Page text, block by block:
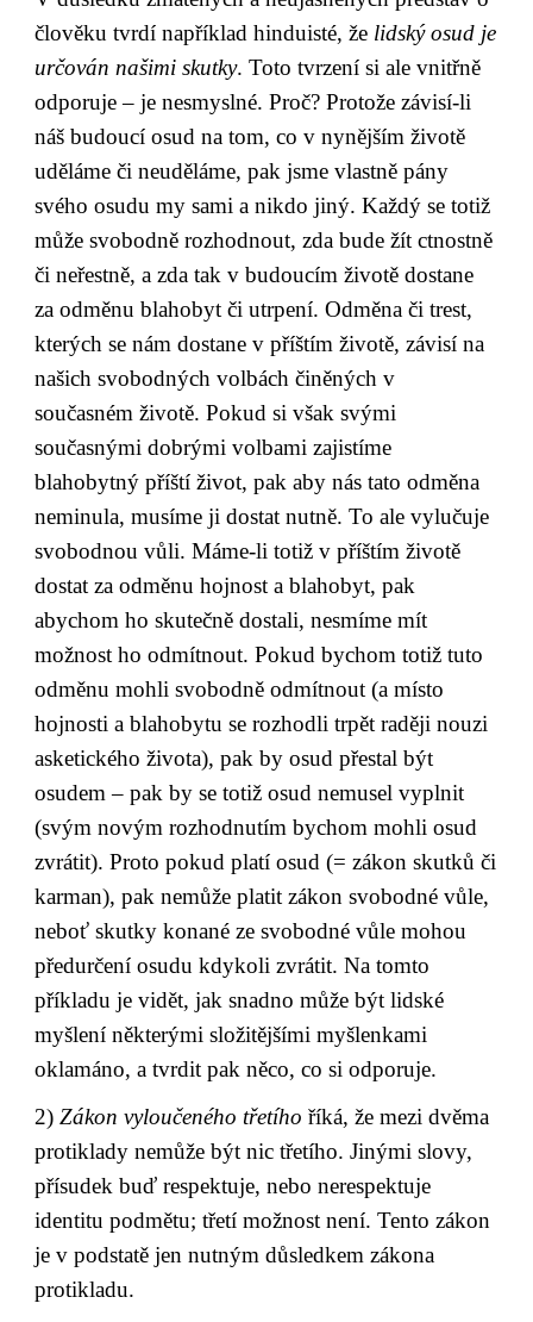
člověku tvrdí například hinduisté, že lidský osud je
určován našimi skutky. Toto tvrzení si ale vnitřně
odporuje – je nesmyslné. Proč? Protože závisí-li
náš budoucí osud na tom, co v nynějším životě
uděláme či neuděláme, pak jsme vlastně pány
svého osudu my sami a nikdo jiný. Každý se totiž
může svobodně rozhodnout, zda bude žít ctnostně
či neřestně, a zda tak v budoucím životě dostane
za odměnu blahobyt či utrpení. Odměna či trest,
kterých se nám dostane v příštím životě, závisí na
našich svobodných volbách činěných v
současném životě. Pokud si však svými
současnými dobrými volbami zajistíme
blahobytný příští život, pak aby nás tato odměna
neminula, musíme ji dostat nutně. To ale vylučuje
svobodnou vůli. Máme-li totiž v příštím životě
dostat za odměnu hojnost a blahobyt, pak
abychom ho skutečně dostali, nesmíme mít
možnost ho odmítnout. Pokud bychom totiž tuto
odměnu mohli svobodně odmítnout (a místo
hojnosti a blahobytu se rozhodli trpět raději nouzi
asketického života), pak by osud přestal být
osudem – pak by se totiž osud nemusel vyplnit
(svým novým rozhodnutím bychom mohli osud
zvrátit). Proto pokud platí osud (= zákon skutků či
karman), pak nemůže platit zákon svobodné vůle,
neboť skutky konané ze svobodné vůle mohou
předurčení osudu kdykoli zvrátit. Na tomto
příkladu je vidět, jak snadno může být lidské
myšlení některými složitějšími myšlenkami
oklamáno, a tvrdit pak něco, co si odporuje.
2) Zákon vyloučeného třetího říká, že mezi dvěma
protiklady nemůže být nic třetího. Jinými slovy,
přísudek buď respektuje, nebo nerespektuje
identitu podmětu; třetí možnost není. Tento zákon
je v podstatě jen nutným důsledkem zákona
protikladu.